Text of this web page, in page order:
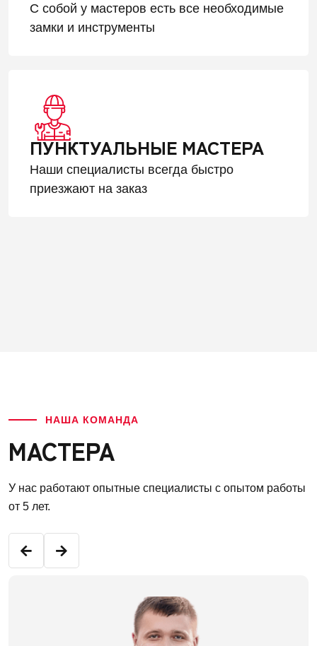
С собой у мастеров есть все необходимые
замки и инструменты
ПУНКТУАЛЬНЫЕ МАСТЕРА
Наши специалисты всегда быстро
приезжают на заказ
НАША КОМАНДА
МАСТЕРА
У нас работают опытные специалисты с опытом работы
от 5 лет.